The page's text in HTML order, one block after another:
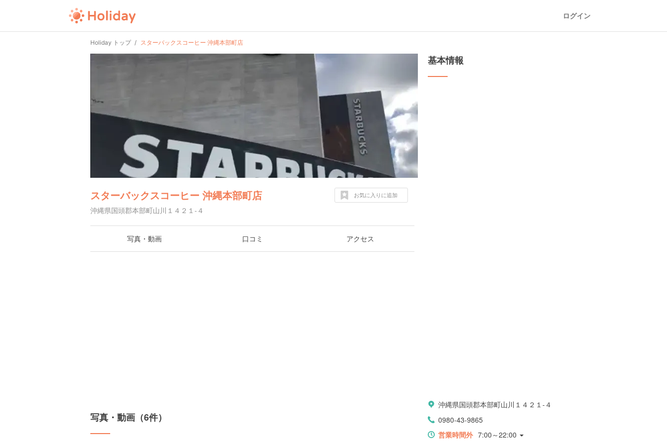
ログイン
Holiday トップ スターバックスコーヒー 沖縄本部町店
スターバックスコーヒー 沖縄本部町店
沖縄県国頭郡本部町山川１４２１-４
お気に入りに追加
写真・動画 口コミ アクセス
写真・動画（6件）
基本情報
沖縄県国頭郡本部町山川１４２１-４
0980-43-9865
営業時間外 7:00～22:00